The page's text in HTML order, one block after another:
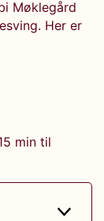
Møklegård
Her er
min til